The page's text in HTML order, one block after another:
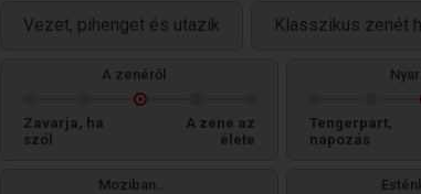
Vezet, pihenget és utazik Klasszikus zenét
A zenéről
Zavarja, ha
szól
A zene az
élete
Tengerpart,
napozás
Moziban...